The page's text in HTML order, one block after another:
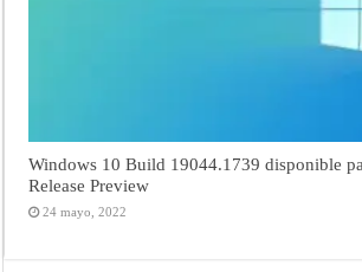
Windows 10 Build 19044.1739 disponible
Release Preview
24 mayo, 2022